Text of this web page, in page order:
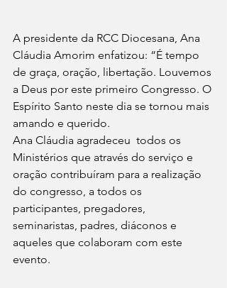
A presidente da RCC Diocesana, Ana
Cláudia Amorim enfatizou: “É tempo
de graça, oração, libertação. Louvemos
a Deus por este primeiro Congresso. O
Espírito Santo neste dia se tornou mais
amando e querido.
Ana Cláudia agradeceu  todos os
Ministérios que através do serviço e
oração contribuíram para a realização
do congresso, a todos os
participantes, pregadores,
seminaristas, padres, diáconos e
aqueles que colaboram com este
evento.